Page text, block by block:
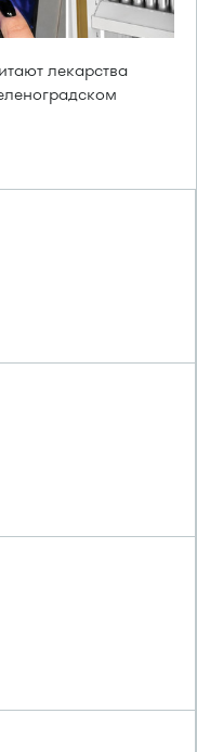
лекарства